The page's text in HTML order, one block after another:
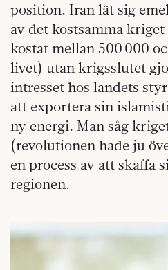
position. Iran lät sig
av det kostsamma
kostat mellan 500 000
livet) utan krigsslutet
intresset hos landets
att exportera sin
ny energi. Man såg
(revolutionen hade ju
en process av att skaffa
regionen.